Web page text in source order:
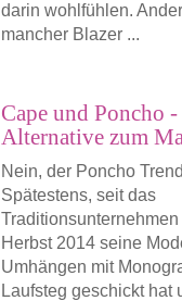
darin wohlfühlen.
mancher Blazer ...
Cape und Poncho
Alternative zum
Nein, der Poncho
Spätestens, seit das
Herbst 2014 seine
Umhängen mit
Laufsteg geschickt hat